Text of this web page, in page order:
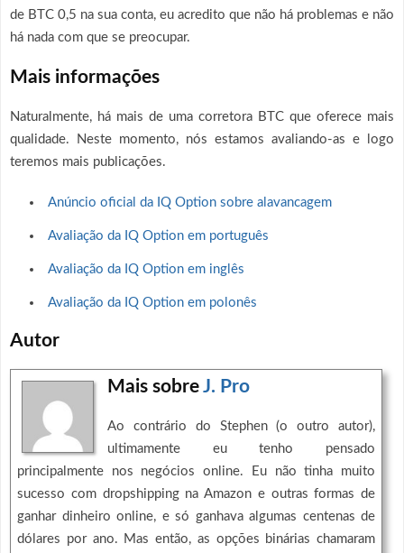
de BTC 0,5 na sua conta, eu acredito que não há problemas e não
há nada com que se preocupar.
Mais informações
Naturalmente, há mais de uma corretora BTC que oferece mais
qualidade. Neste momento, nós estamos avaliando-as e logo
teremos mais publicações.
Anúncio oficial da IQ Option sobre alavancagem
Avaliação da IQ Option em português
Avaliação da IQ Option em inglês
Avaliação da IQ Option em polonês
Autor
Mais sobreJ. Pro
Ao contrário do Stephen (o outro autor),
ultimamente eu tenho pensado
principalmente nos negócios online. Eu não tinha muito
sucesso com dropshipping na Amazon e outras formas de
ganhar dinheiro online, e só ganhava algumas centenas de
dólares por ano. Mas então, as opções binárias chamaram